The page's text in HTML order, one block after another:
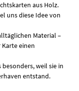
aus Holz.
uns diese Idee von
Material –
einen
weil sie in
entstand.